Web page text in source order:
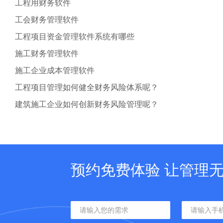
工程用财务软件
工会财务管理软件
工程项目资金管理软件系统有哪些
施工财务管理软件
施工企业成本管理软件
工程项目管理如何健全财务风险体系呢？
建筑施工企业如何创新财务风险管理呢？
预约免费体验 让管理